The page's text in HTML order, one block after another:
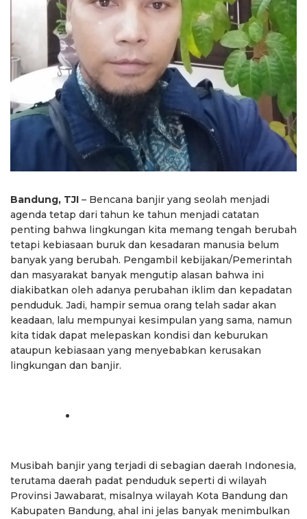
Bandung, TJI – Bencana banjir yang seolah menjadi
agenda tetap dari tahun ke tahun menjadi catatan
penting bahwa lingkungan kita memang tengah berubah
tetapi kebiasaan buruk dan kesadaran manusia belum
banyak yang berubah. Pengambil kebijakan/Pemerintah
dan masyarakat banyak mengutip alasan bahwa ini
diakibatkan oleh adanya perubahan iklim dan kepadatan
penduduk. Jadi, hampir semua orang telah sadar akan
keadaan, lalu mempunyai kesimpulan yang sama, namun
kita tidak dapat melepaskan kondisi dan keburukan
ataupun kebiasaan yang menyebabkan kerusakan
lingkungan dan banjir.
Musibah banjir yang terjadi di sebagian daerah Indonesia,
terutama daerah padat penduduk seperti di wilayah
Provinsi Jawabarat, misalnya wilayah Kota Bandung dan
Kabupaten Bandung, ahal ini jelas banyak menimbulkan